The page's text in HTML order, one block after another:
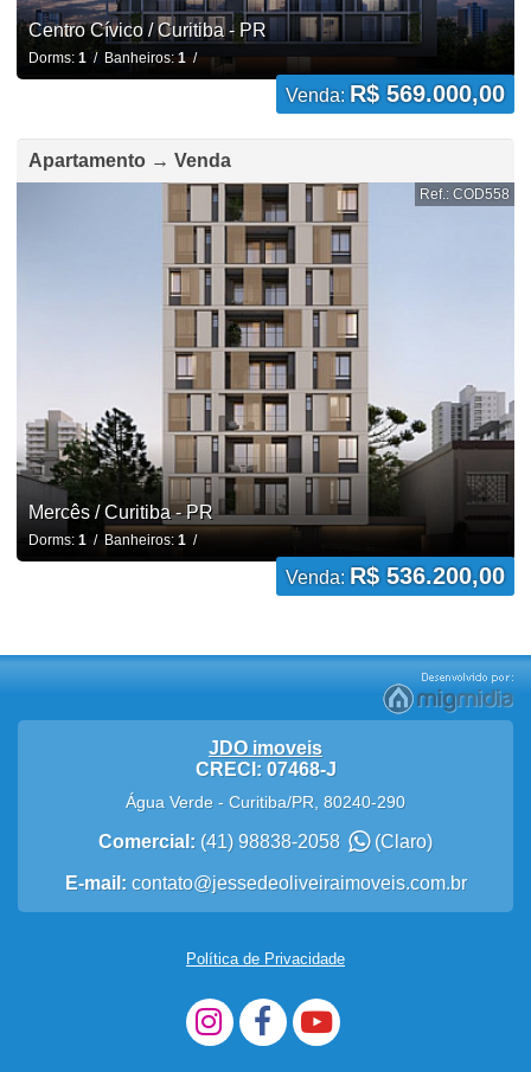
Centro Cívico / Curitiba - PR
Dorms: 1/ Banheiros: 1/
Venda: R$ 569.000,00
Apartamento → Venda
Ref.: COD558
Mercês / Curitiba - PR
Dorms: 1/ Banheiros: 1/
Venda: R$ 536.200,00
JDO imoveis
CRECI: 07468-J
Água Verde - Curitiba/PR 80240-290
Comercial: (41) 98838-2058 (Claro)
E-mail: contato@jessedeoliveiraimoveis.com.br
Política de Privacidade